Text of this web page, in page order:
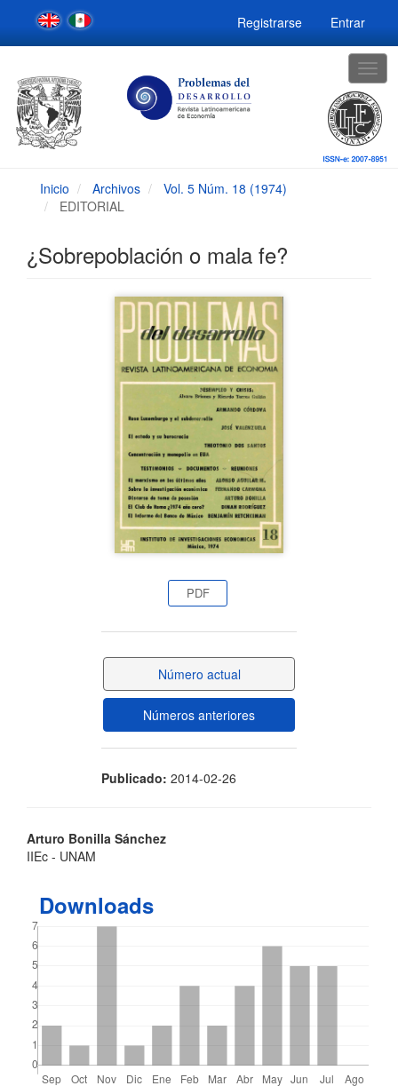
Navegación
principal
Contenido
Barra
lateral
Registrarse Entrar
Inicio Archivos
Vol. 5 Núm. 18 (1974)
EDITORIAL
¿Sobrepoblación o mala fe?
PDF
Número actual
Números anteriores
Publicado: 2014-02-26
Contenido
del
artículo
Arturo Bonilla Sánchez
IIEc - UNAM
Downloads